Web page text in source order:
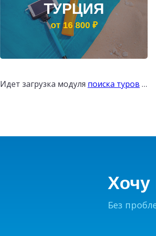
ТУРЦИЯ
от 16 800 ₽
Идет загрузка модуля поиска туров …
Хочу
Без